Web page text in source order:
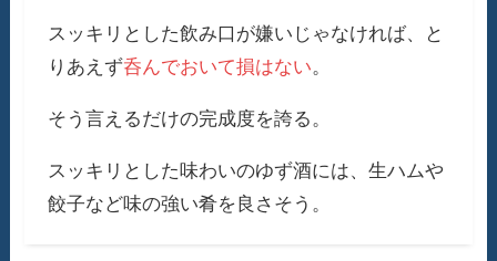
スッキリとした飲み口が嫌いじゃなければ、と
りあえず呑んでおいて損はない。
そう言えるだけの完成度を誇る。
スッキリとした味わいのゆず酒には、生ハムや
餃子など味の強い肴を良さそう。